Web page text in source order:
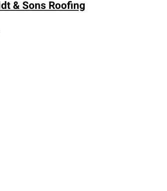
& Sons Roofing